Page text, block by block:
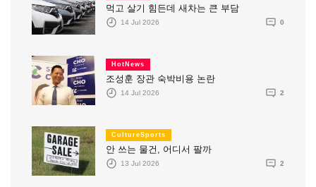
먹고 살기 힘든데 새차는 큰 부담
14 Jul 2026 0
HotNews
조성훈 장관 숙박비용 논란
14 Jul 2026 2
CultureSports
안 쓰는 물건, 어디서 팔까
13 Jul 2026 2